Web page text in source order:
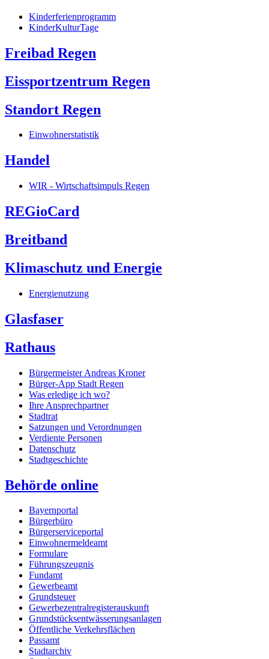
Kinderferienprogramm
KinderKulturTage
Freibad Regen
Eissportzentrum Regen
Standort Regen
Einwohnerstatistik
Handel
WIR - Wirtschaftsimpuls Regen
REGioCard
Breitband
Klimaschutz und Energie
Energienutzung
Glasfaser
Rathaus
Bürgermeister Andreas Kroner
Bürger-App Stadt Regen
Was erledige ich wo?
Ihre Ansprechpartner
Stadtrat
Satzungen und Verordnungen
Verdiente Personen
Datenschutz
Stadtgeschichte
Behörde online
Bayernportal
Bürgerbüro
Bürgerserviceportal
Einwohnermeldeamt
Formulare
Führungszeugnis
Fundamt
Gewerbeamt
Grundsteuer
Gewerbezentralregisterauskunft
Grundstücksentwässerungsanlagen
Öffentliche Verkehrsflächen
Passamt
Stadtarchiv